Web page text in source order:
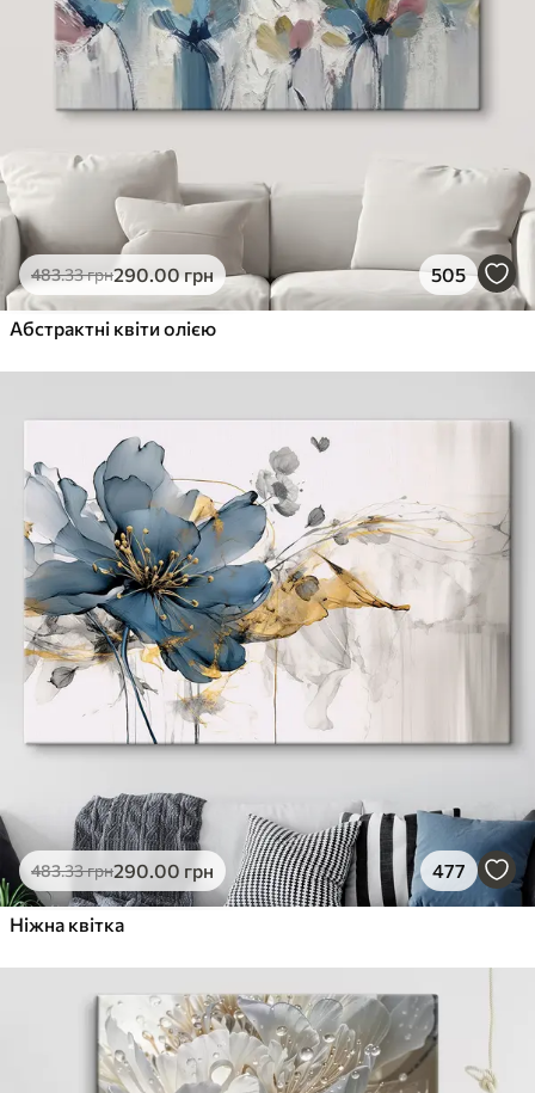
483.33грн290.00грн 505
Абстрактні квіти олією
483.33грн290.00 грн 477
Ніжна квітка